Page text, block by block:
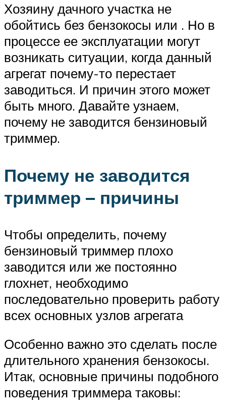
Хозяину дачного участка не
обойтись без бензокосы или . Но в
процессе ее эксплуатации могут
возникать ситуации, когда данный
агрегат почему-то перестает
заводиться. И причин этого может
быть много. Давайте узнаем,
почему не заводится бензиновый
триммер.
Почему не заводится
триммер – причины
Чтобы определить, почему
бензиновый триммер плохо
заводится или же постоянно
глохнет, необходимо
последовательно проверить работу
всех основных узлов агрегата
Особенно важно это сделать после
длительного хранения бензокосы.
Итак, основные причины подобного
поведения триммера таковы: